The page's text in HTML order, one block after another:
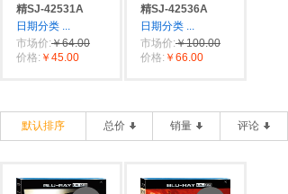
精SJ-42531A
日期分类 ...
市场价:￥64.00
价格: ￥45.00
精SJ-42536A
日期分类 ...
市场价:￥100.00
价格: ￥66.00
默认排序 总价 销量 评论